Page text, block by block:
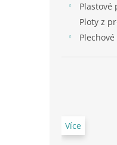
Plastové
Ploty z
Více